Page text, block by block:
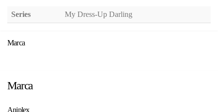
Series My Dress-Up Darling
Marca
Marca
Aniplex